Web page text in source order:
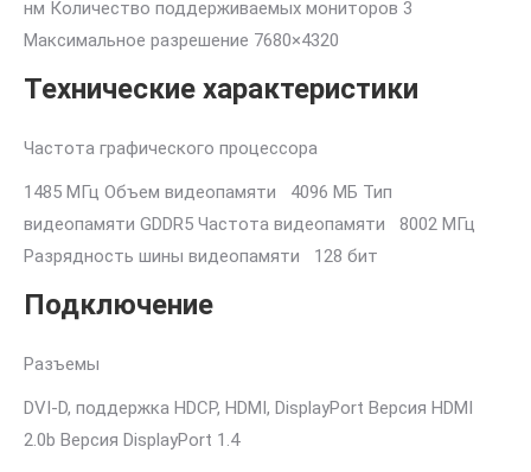
нм Количество поддерживаемых мониторов 3
Максимальное разрешение 7680×4320
Технические характеристики
Частота графического процессора
1485 МГц Объем видеопамяти 4096 МБ Тип
видеопамяти GDDR5 Частота видеопамяти 8002 МГц
Разрядность шины видеопамяти 128 бит
Подключение
Разъемы
DVI-D, поддержка HDCP, HDMI, DisplayPort Версия HDMI
2.0b Версия DisplayPort 1.4